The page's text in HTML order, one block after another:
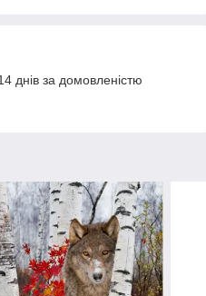
днів за домовленістю